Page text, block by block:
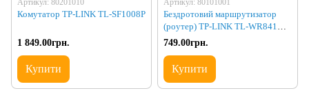
Артикул: 80201010
Комутатор TP-LINK TL-SF1008P
1 849.00грн.
Купити
Артикул: 80101001
Бездротовий маршрутизатор
(роутер) TP-LINK TL-WR841N
Wi-Fi
749.00грн.
Купити